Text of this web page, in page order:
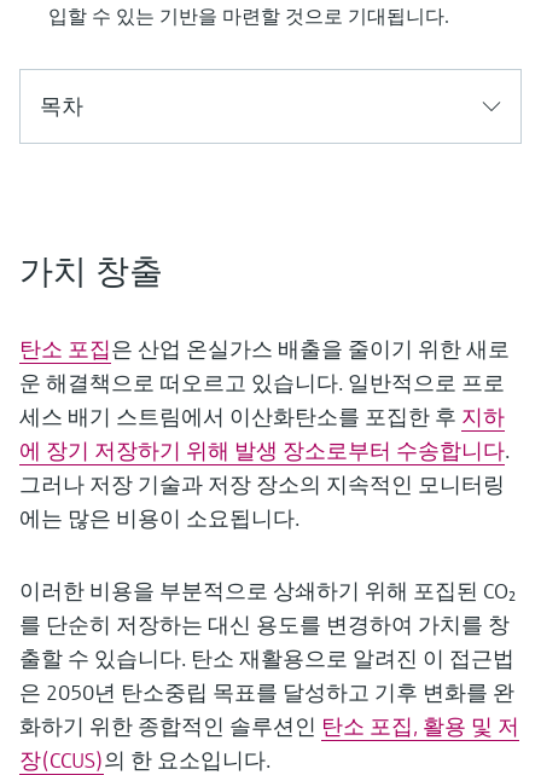
입할 수 있는 기반을 마련할 것으로 기대됩니다.
목차
가치 창출
탄소 포집은 산업 온실가스 배출을 줄이기 위한 새로
운 해결책으로 떠오르고 있습니다. 일반적으로 프로
세스 배기 스트림에서 이산화탄소를 포집한 후 지하
에 장기 저장하기 위해 발생 장소로부터 수송합니다.
그러나 저장 기술과 저장 장소의 지속적인 모니터링
에는 많은 비용이 소요됩니다.
이러한 비용을 부분적으로 상쇄하기 위해 포집된 CO₂
를 단순히 저장하는 대신 용도를 변경하여 가치를 창
출할 수 있습니다. 탄소 재활용으로 알려진 이 접근법
은 2050년 탄소중립 목표를 달성하고 기후 변화를 완
화하기 위한 종합적인 솔루션인 탄소 포집, 활용 및 저
장(CCUS)의 한 요소입니다.